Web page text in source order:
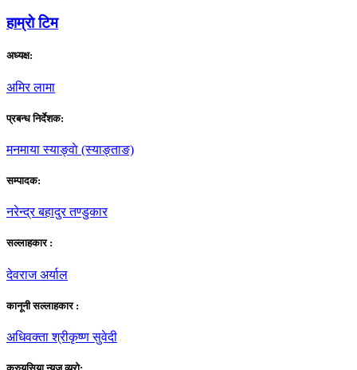
हाम्राे टिम
अध्यक्ष:
अमिर लामा
प्रबन्ध निर्देशक:
मनमाया स्याङ्वाे (स्याङ्ताङ)
सम्पादक:
नरेन्द्र बहादुर तण्डुकार
सल्लाहकार :
देवराज अर्याल
कानूनी सल्लाहकार :
अधिवक्ता श्रीकृष्ण सुवेदी